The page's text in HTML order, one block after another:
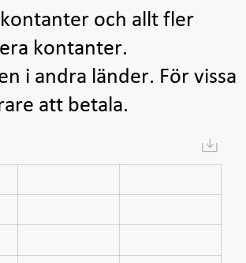
och allt fler
kontanter.
i andra länder. För vissa
att betala.